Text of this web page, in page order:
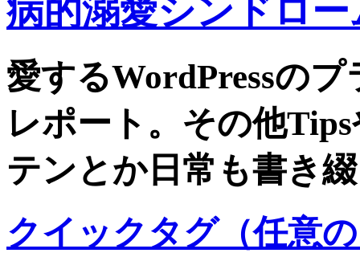
病的溺愛シンドロー
愛するWordPressの
レポート。その他
テンとか日常も書き
クイックタグ（任意